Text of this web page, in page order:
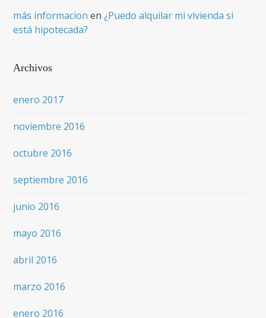
más informacion en¿Puedo alquilar mi vivienda si
está hipotecada?
Archivos
enero 2017
noviembre 2016
octubre 2016
septiembre 2016
junio 2016
mayo 2016
abril 2016
marzo 2016
enero 2016